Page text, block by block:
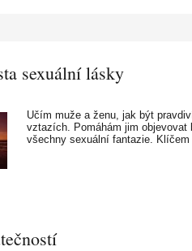
sexuální lásky
Učím muže a ženu, jak být
vztazích. Pomáhám jim objevovat
všechny sexuální fantazie.